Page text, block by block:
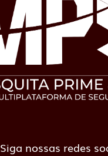
Siga nossas redes